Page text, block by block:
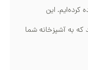
کرده‌ایم. این
که به آشپزخانه شما